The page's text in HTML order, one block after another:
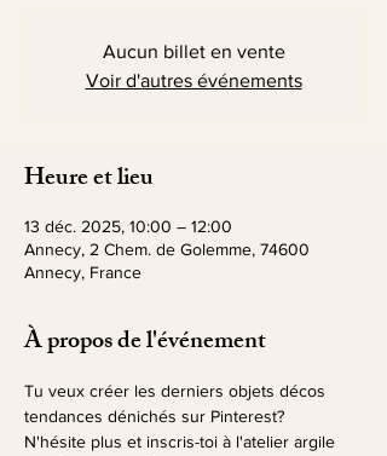
Aucun billet en vente
Voir d'autres événements
Heure et lieu
13 déc. 2025, 10:00 – 12:00
Annecy, 2 Chem. de Golemme, 74600
Annecy, France
À propos de l'événement
Tu veux créer les derniers objets décos
tendances dénichés sur Pinterest?
N'hésite plus et inscris-toi à l'atelier argile